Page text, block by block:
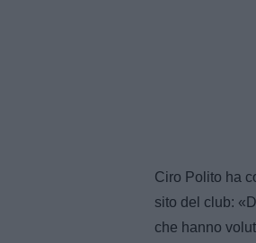
Ciro Polito ha
sito del club:
che hanno